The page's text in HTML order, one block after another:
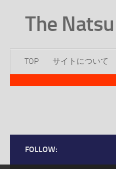
The
TOP サイトについて
FOLLOW: